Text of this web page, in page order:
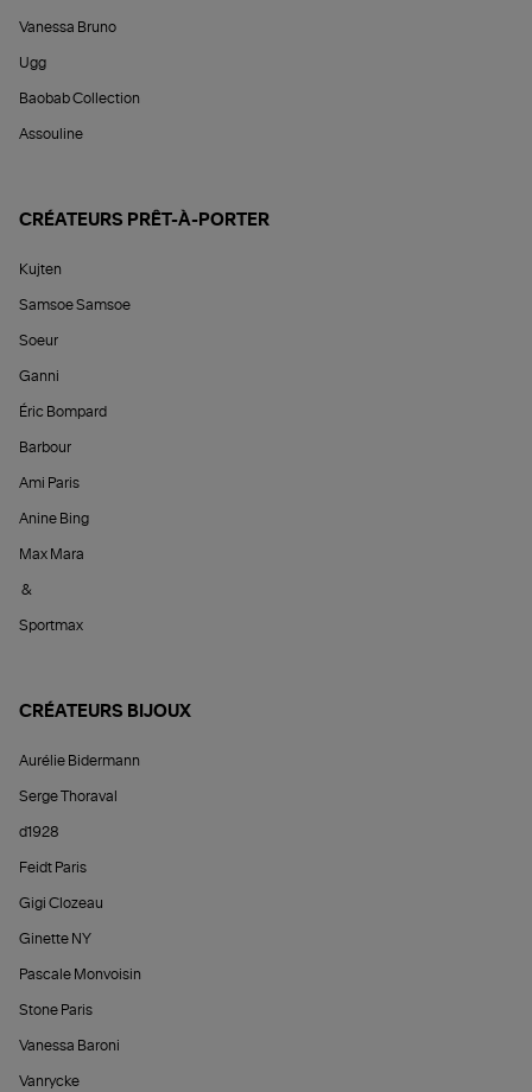
Vanessa Bruno
Ugg
Baobab Collection
Assouline
CRÉATEURS PRÊT-À-PORTER
Kujten
Samsoe Samsoe
Soeur
Ganni
Éric Bompard
Barbour
Ami Paris
Anine Bing
Max Mara
&
Sportmax
CRÉATEURS BIJOUX
Aurélie Bidermann
Serge Thoraval
d1928
Feidt Paris
Gigi Clozeau
Ginette NY
Pascale Monvoisin
Stone Paris
Vanessa Baroni
Vanrycke